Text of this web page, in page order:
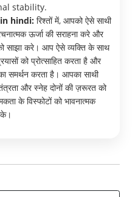
stability.
hindi: रिश्तों में, आपको ऐसे साथी
ऊर्जा की सराहना करे और
साझा करे। आप ऐसे व्यक्ति के साथ
को प्रोत्साहित करता है और
समर्थन करता है। आपका साथी
और स्नेह दोनों की ज़रूरत को
के विस्फोटों को भावनात्मक